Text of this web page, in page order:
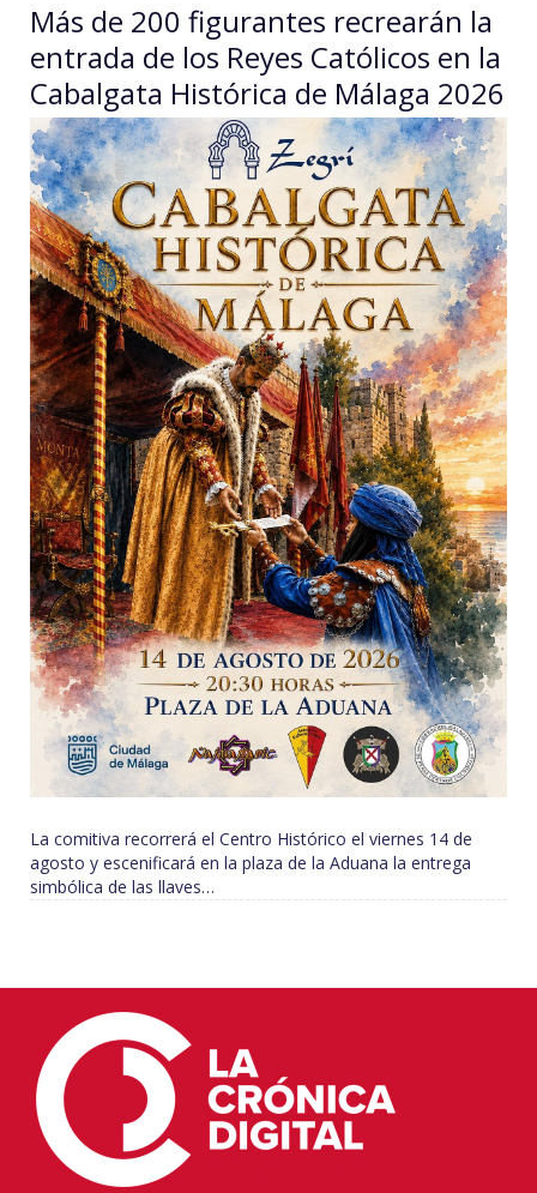
Más de 200 figurantes recrearán la
entrada de los Reyes Católicos en la
Cabalgata Histórica de Málaga 2026
La comitiva recorrerá el Centro Histórico el viernes 14 de
agosto y escenificará en la plaza de la Aduana la entrega
simbólica de las llaves…